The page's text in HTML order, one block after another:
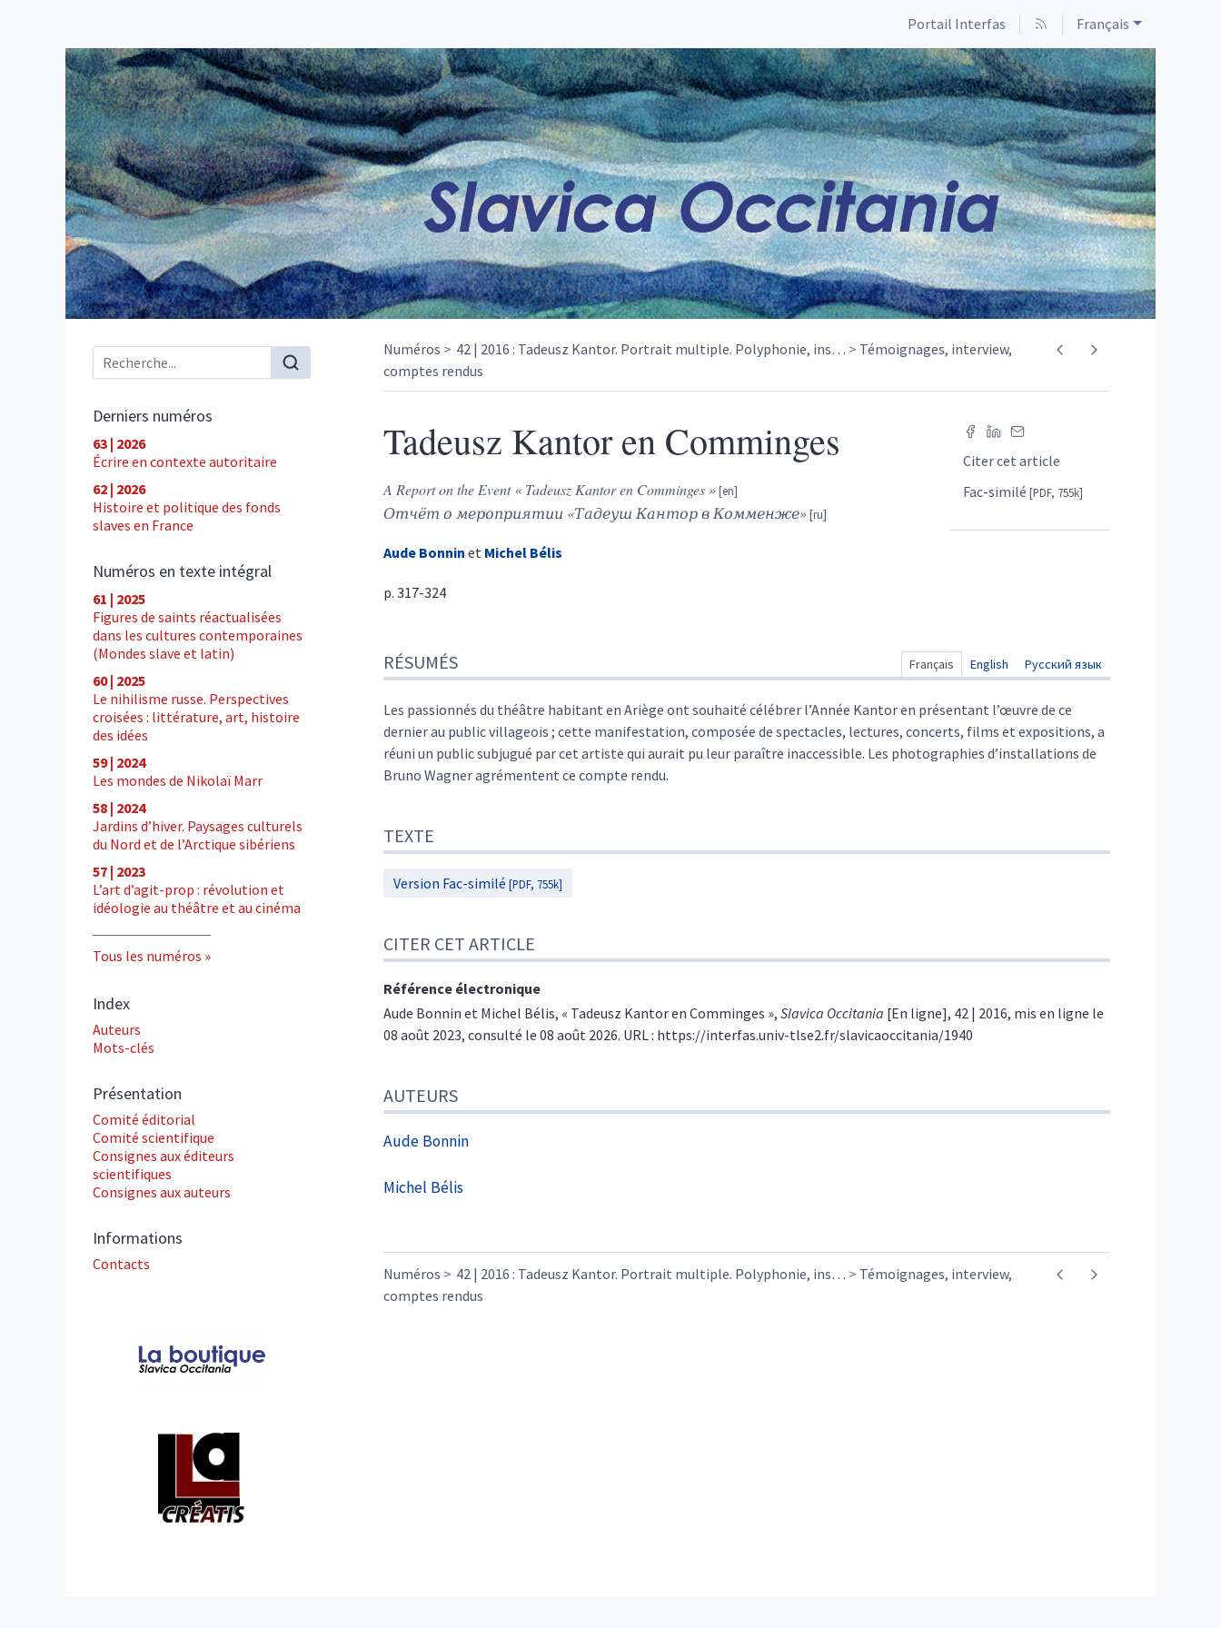
Portail Interfas Français
Menu principal
Derniers numéros
63 | 2026
Écrire en contexte autoritaire
62 | 2026
Histoire et politique des fonds
slaves en France
Numéros en texte intégral
61 | 2025
Figures de saints réactualisées
dans les cultures contemporaines
(Mondes slave et latin)
60 | 2025
Le nihilisme russe. Perspectives
croisées : littérature, art, histoire
des idées
59 | 2024
Les mondes de Nikolaï Marr
58 | 2024
Jardins d’hiver. Paysages culturels
du Nord et de l’Arctique sibériens
57 | 2023
L’art d’agit-prop : révolution et
idéologie au théâtre et au cinéma
Tous les numéros
Index
Auteurs
Mots-clés
Présentation
Comité éditorial
Comité scientifique
Consignes aux éditeurs
scientifiques
Consignes aux auteurs
Informations
Contacts
Numéros 42 | 2016 : Tadeusz Kantor. Portrait multiple. Polyphonie, ins…
Témoignages, interview,
comptes rendus
Citer cet article
Fac-similé [PDF, 755k]
Tadeusz Kantor en Comminges
A Report on the Event « Tadeusz Kantor en Comminges »
Отчёт о мероприятии «Тадеуш Кантор в Комменже»
Aude Bonnin et Michel Bélis
p. 317-324
Texte
Citer cet article
Auteurs
RÉSUMÉS Français English Русский язык
Les passionnés du théâtre habitant en Ariège ont souhaité célébrer l’Année Kantor en présentant l’œuvre de ce
dernier au public villageois ; cette manifestation, composée de spectacles, lectures, concerts, films et expositions, a
réuni un public subjugué par cet artiste qui aurait pu leur paraître inaccessible. Les photographies d’installations de
Bruno Wagner agrémentent ce compte rendu.
TEXTE
Version Fac-similé [PDF, 755k]
CITER CET ARTICLE
Référence électronique
Aude Bonnin et Michel Bélis, « Tadeusz Kantor en Comminges », Slavica Occitania [En ligne], 42 | 2016, mis en ligne le
08 août 2023, consulté le 08 août 2026. URL : https://interfas.univ-tlse2.fr/slavicaoccitania/1940
AUTEURS
Aude Bonnin
Michel Bélis
Numéros 42 | 2016 : Tadeusz Kantor. Portrait multiple. Polyphonie, ins…
Témoignages, interview,
comptes rendus